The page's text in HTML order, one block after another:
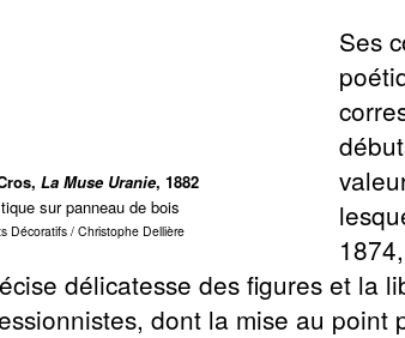
La Muse Uranie, 1882
sur panneau de bois
Décoratifs / Christophe Dellière
Ses
délicatesse des figures et la
dont la mise au point